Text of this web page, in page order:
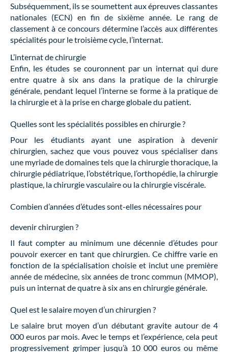
Subséquemment, ils se soumettent aux épreuves classantes
nationales (ECN) en fin de sixième année. Le rang de
classement à ce concours détermine l’accès aux différentes
spécialités pour le troisième cycle, l’internat.
L’internat de chirurgie
Enfin, les études se couronnent par un internat qui dure
entre quatre à six ans dans la pratique de la chirurgie
générale, pendant lequel l’interne se forme à la pratique de
la chirurgie et à la prise en charge globale du patient.
Quelles sont les spécialités possibles en chirurgie ?
Pour les étudiants ayant une aspiration à devenir
chirurgien, sachez que vous pouvez vous spécialiser dans
une myriade de domaines tels que la chirurgie thoracique, la
chirurgie pédiatrique, l’obstétrique, l’orthopédie, la chirurgie
plastique, la chirurgie vasculaire ou la chirurgie viscérale.
Combien d’années d’études sont-elles nécessaires pour
devenir chirurgien ?
Il faut compter au minimum une décennie d’études pour
pouvoir exercer en tant que chirurgien. Ce chiffre varie en
fonction de la spécialisation choisie et inclut une première
année de médecine, six années de tronc commun (MMOP),
puis un internat de quatre à six ans en chirurgie générale.
Quel est le salaire moyen d’un chirurgien ?
Le salaire brut moyen d’un débutant gravite autour de 4
000 euros par mois. Avec le temps et l’expérience, cela peut
progressivement grimper jusqu’à 10 000 euros ou même